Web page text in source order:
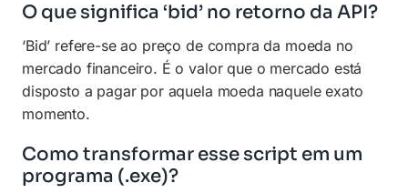
O que significa ‘bid’ no retorno da API?
‘Bid’ refere-se ao preço de compra da moeda no
mercado financeiro. É o valor que o mercado está
disposto a pagar por aquela moeda naquele exato
momento.
Como transformar esse script em um
programa (.exe)?